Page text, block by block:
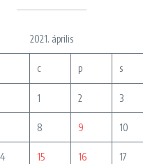
2021. április
c p s
1 2 3
8 9 10
15 16 17